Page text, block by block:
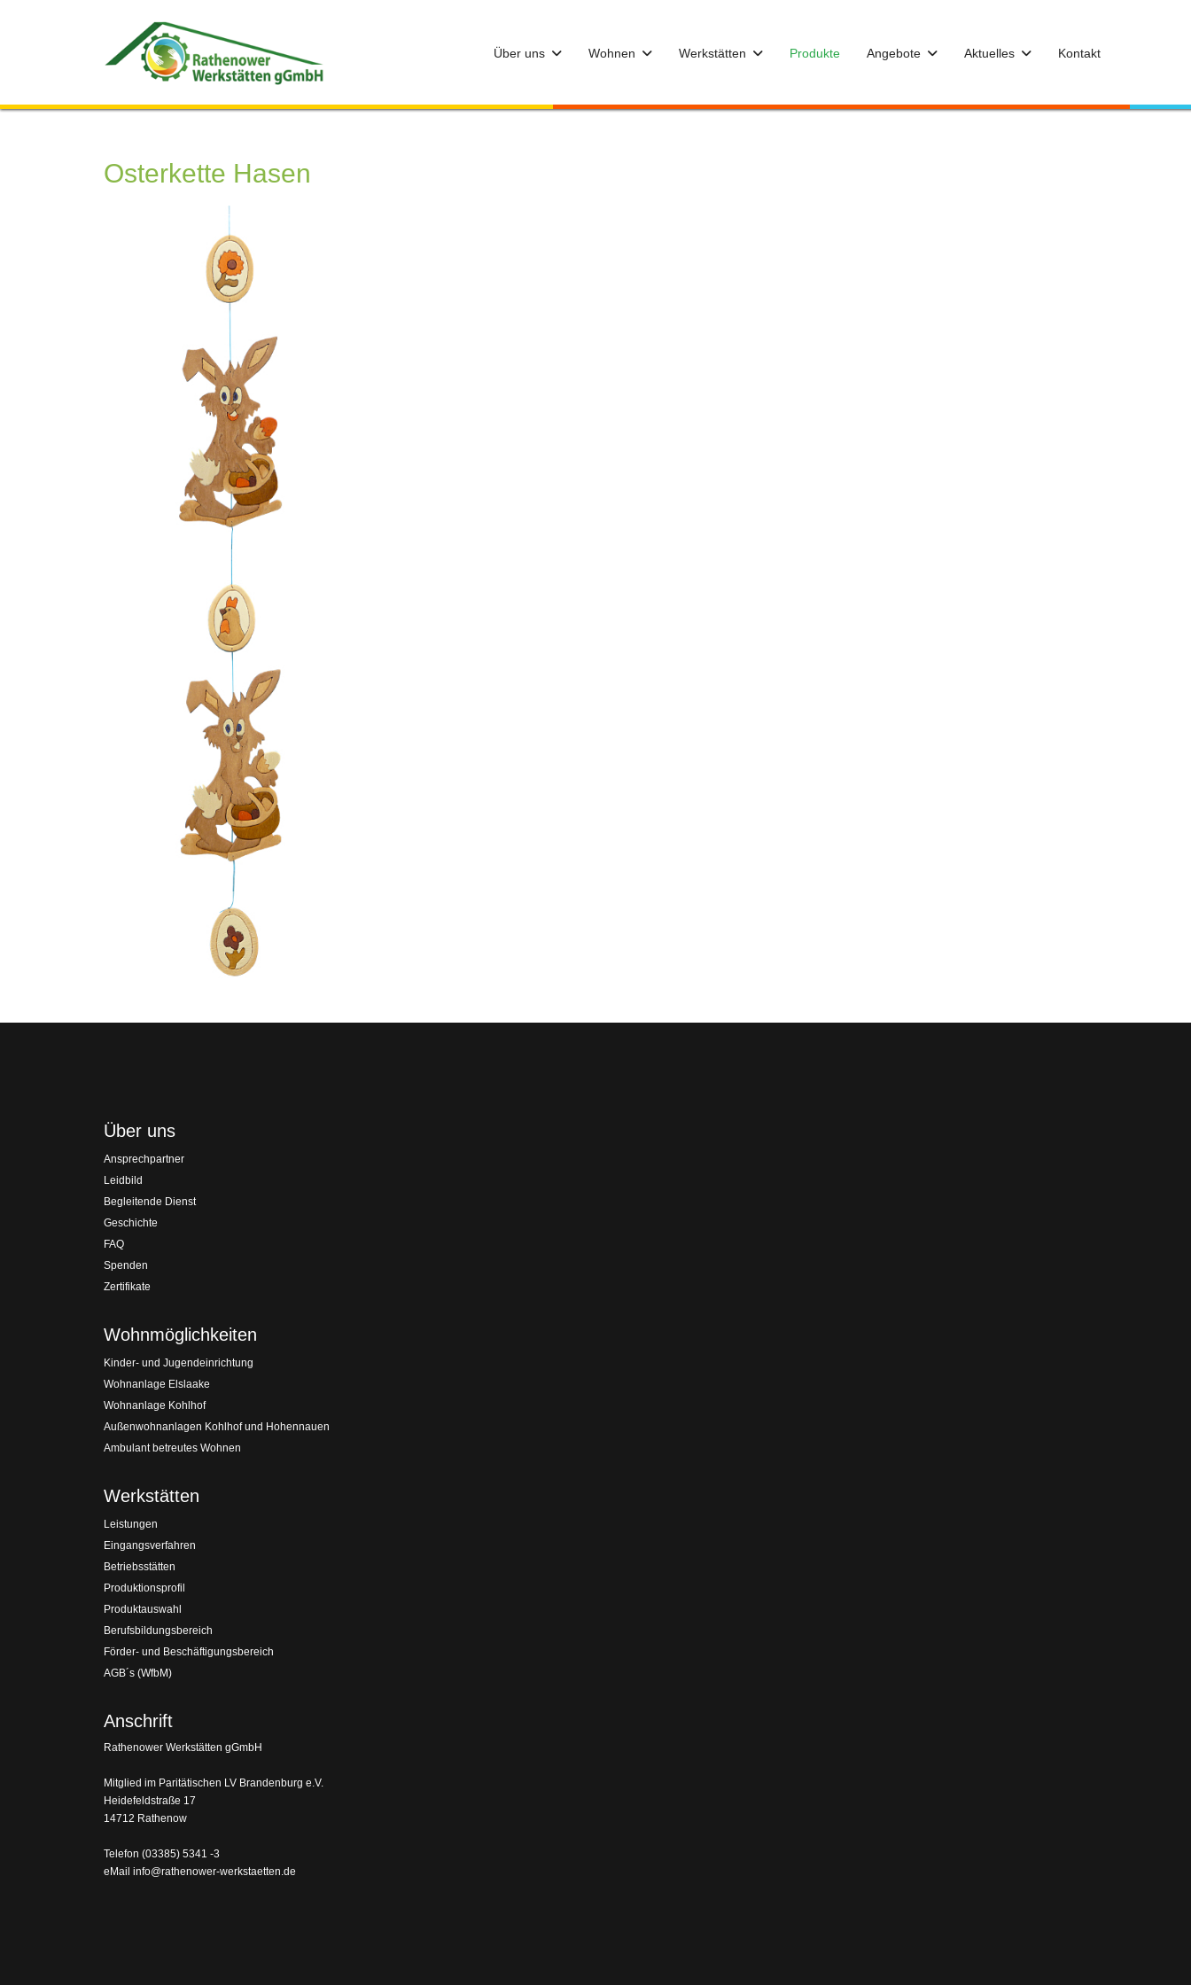
Über uns Wohnen Werkstätten Produkte Angebote Aktuelles Kontakt
Osterkette Hasen
Über uns
Ansprechpartner
Leidbild
Begleitende Dienst
Geschichte
FAQ
Spenden
Zertifikate
Wohnmöglichkeiten
Kinder- und Jugendeinrichtung
Wohnanlage Elslaake
Wohnanlage Kohlhof
Außenwohnanlagen Kohlhof und Hohennauen
Ambulant betreutes Wohnen
Werkstätten
Leistungen
Eingangsverfahren
Betriebsstätten
Produktionsprofil
Produktauswahl
Berufsbildungsbereich
Förder- und Beschäftigungsbereich
AGB´s (WfbM)
Anschrift
Rathenower Werkstätten gGmbH
Mitglied im Paritätischen LV Brandenburg e.V.
Heidefeldstraße 17
14712 Rathenow
Telefon (03385) 5341 -3
eMail info@rathenower-werkstaetten.de